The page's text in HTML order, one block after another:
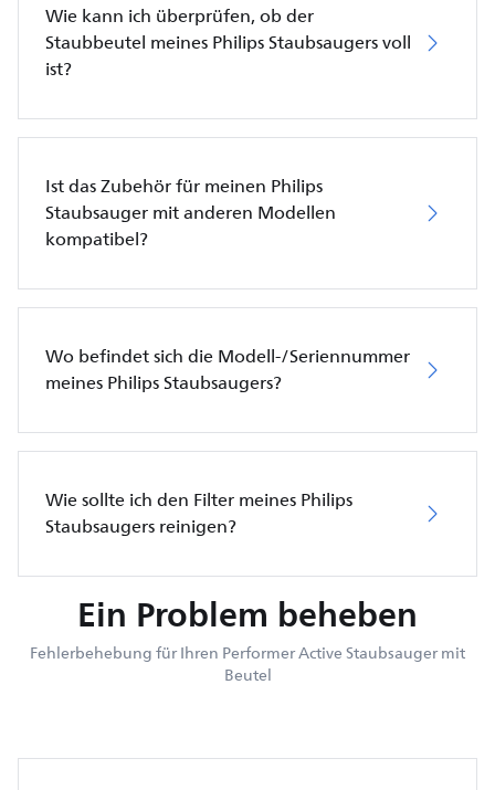
Wie kann ich überprüfen, ob der
Staubbeutel meines Philips Staubsaugers voll
ist?
Ist das Zubehör für meinen Philips
Staubsauger mit anderen Modellen
kompatibel?
Wo befindet sich die Modell-/Seriennummer
meines Philips Staubsaugers?
Wie sollte ich den Filter meines Philips
Staubsaugers reinigen?
Ein Problem beheben
Fehlerbehebung für Ihren Performer Active Staubsauger mit
Beutel